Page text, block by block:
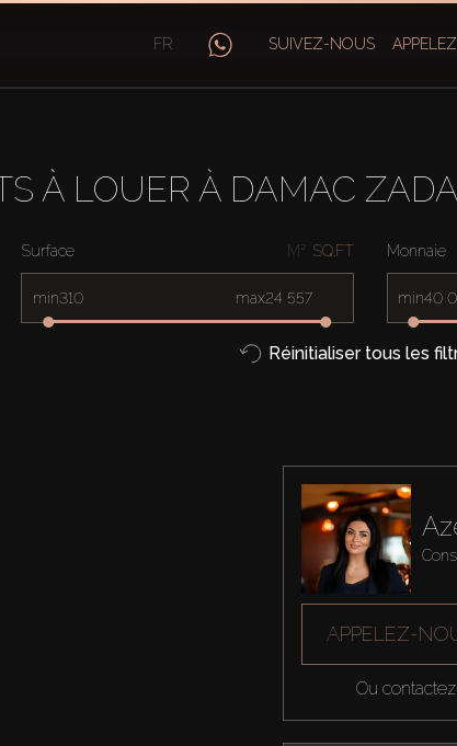
FR SUIVEZ-NOUS
À LOUER À DAMAC ZADA
Surface M² SQ.FT
min max
Monnaie
min
Réinitialiser tous les
APPELEZ-
Ou